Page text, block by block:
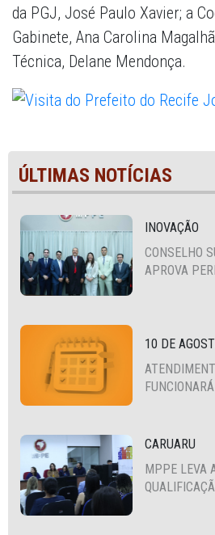
da PGJ, José Paulo Xavier; a
Gabinete, Ana Carolina
Técnica, Delane Mendonça.
ÚLTIMAS NOTÍCIAS
INOVAÇÃO
CONSELHO
APROVA
10 DE
CARUARU
MPPE LEVA